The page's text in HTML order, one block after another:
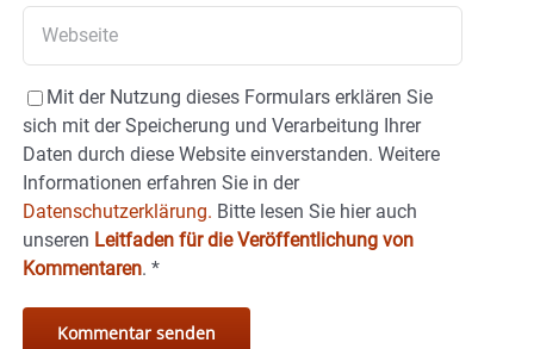
Mit der Nutzung dieses Formulars erklären Sie
sich mit der Speicherung und Verarbeitung Ihrer
Daten durch diese Website einverstanden. Weitere
Informationen erfahren Sie in der
Datenschutzerklärung. Bitte lesen Sie hier auch
unseren Leitfaden für die Veröffentlichung von
Kommentaren. *